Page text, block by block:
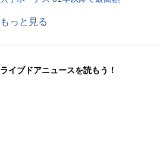
もっと見る
ライブドアニュースを読もう！